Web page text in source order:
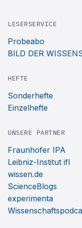
LESERSERVICE
Probeabo
BILD DER
HEFTE
Sonderhefte
Einzelhefte
UNSERE PARTNER
Fraunhofer IPA
Leibniz-Institut ifl
wissen.de
ScienceBlogs
experimenta